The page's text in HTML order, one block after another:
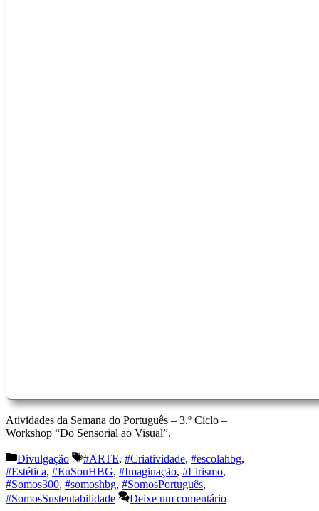
Atividades da Semana do Português – 3.º Ciclo –
Workshop “Do Sensorial ao Visual”.
Categorias
Divulgação Etiquetas
#ARTE, #Criatividade, #escolahbg,
#Estética, #EuSouHBG, #Imaginação, #Lirismo,
#Somos300, #somoshbg, #SomosPortuguês,
#SomosSustentabilidade
Deixe um comentário